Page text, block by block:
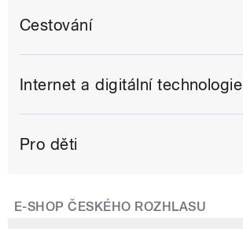
Cestování
Internet a digitální technologie
Pro děti
E-SHOP ČESKÉHO ROZHLASU